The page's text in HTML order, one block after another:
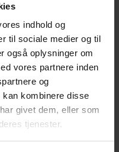
indhold og
til sociale medier og til
også oplysninger om
vores partnere inden
og
kombinere disse
givet dem, eller som
tjenester.